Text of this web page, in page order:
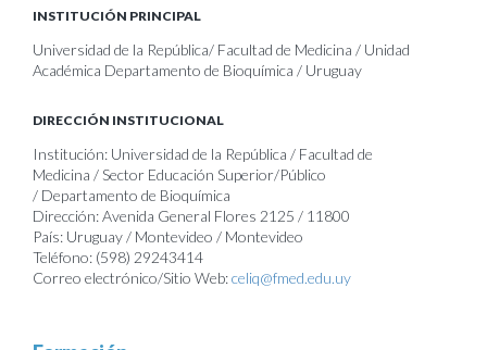
INSTITUCIÓN PRINCIPAL
Universidad de la República/ Facultad de Medicina / Unidad
Académica Departamento de Bioquímica / Uruguay
DIRECCIÓN INSTITUCIONAL
Institución: Universidad de la República / Facultad de
Medicina / Sector Educación Superior/Público
/ Departamento de Bioquímica
Dirección: Avenida General Flores 2125 / 11800
País: Uruguay / Montevideo / Montevideo
Teléfono: (598) 29243414
Correo electrónico/Sitio Web:celiq@fmed.edu.uy